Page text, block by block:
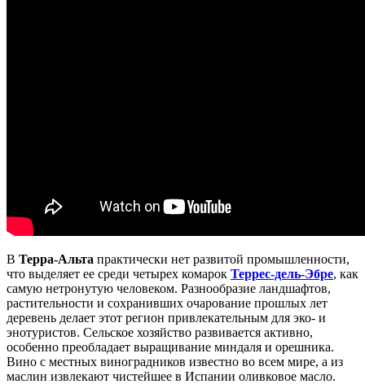
В Терра-Альта практически нет развитой промышленности,
что выделяет ее среди четырех комарок Террес-дель-Эбре, как
самую нетронутую человеком. Разнообразие ландшафтов,
растительности и сохранивших очарование прошлых лет
деревень делает этот регион привлекательным для эко- и
энотуристов. Сельское хозяйство развивается активно,
особенно преобладает выращивание миндаля и орешника.
Вино с местных виноградников известно во всем мире, а из
маслин извлекают чистейшее в Испании оливковое масло.